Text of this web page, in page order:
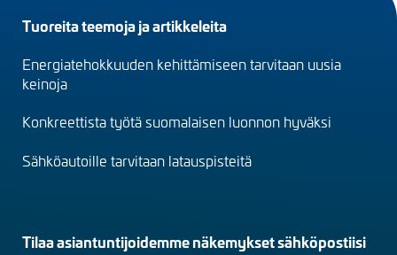
Footer
menu
(fi)
Tuoreita teemoja ja artikkeleita
Energiatehokkuuden kehittämiseen tarvitaan uusia
keinoja
Konkreettista työtä suomalaisen luonnon hyväksi
Sähköautoille tarvitaan latauspisteitä
Tilaa asiantuntijoidemme näkemykset sähköpostiisi